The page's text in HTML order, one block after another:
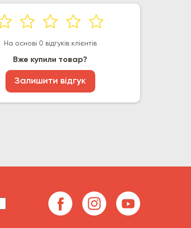
На основі 0 відгуків клієнтів
Вже купили товар?
Залишити відгук